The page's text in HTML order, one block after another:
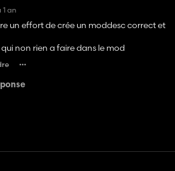
1 an
un effort de crée un moddesc correct et
qui non rien a faire dans le mod